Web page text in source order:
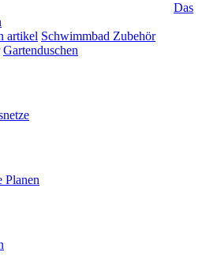
Das
artikel Schwimmbad Zubehör
Gartenduschen
Planen